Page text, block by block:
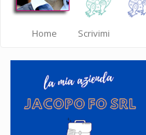
Home Scrivimi